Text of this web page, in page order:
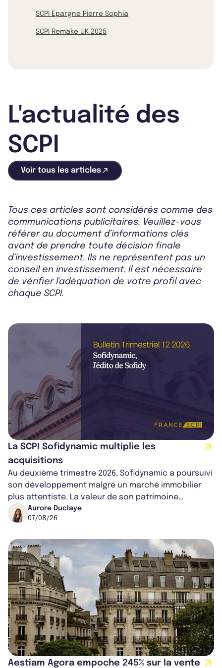
SCPI Epargne Pierre Sophia
SCPI Remake UK 2025
L'actualité des
SCPI
Voir tous les articles
Tous ces articles sont considérés comme des
communications publicitaires. Veuillez-vous
référer au document d’informations clés
avant de prendre toute décision finale
d’investissement. Ils ne représentent pas un
conseil en investissement. Il est nécessaire
de vérifier l'adéquation de votre profil avec
chaque SCPI.
La SCPI Sofidynamic multiplie les
acquisitions
Au deuxième trimestre 2026, Sofidynamic a poursuivi
son développement malgré un marché immobilier
plus attentiste. La valeur de son patrimoine
progresse de 3,8% à périmètre constan...
Aurore Duclaye
07/08/26
Aestiam Agora empoche 245% sur la vente